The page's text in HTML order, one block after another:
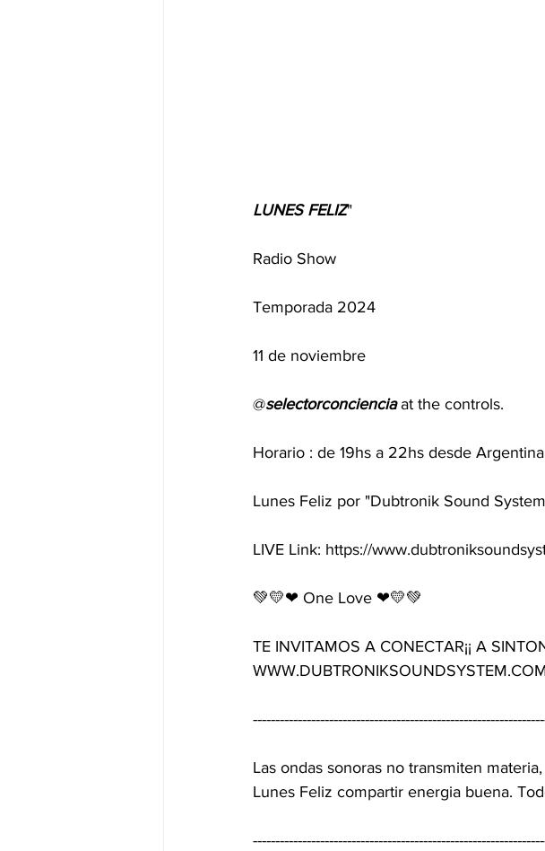
LUNES FELIZ"
Radio Show
Temporada 2024
11 de noviembre
@selectorconciencia at the controls.
Horario : de 19hs a 22hs desde
Lunes Feliz por "Dubtronik Sound
LIVE Link: https://
💚💛❤ One Love ❤💛💚
TE INVITAMOS A CONECTAR¡¡ A
Las ondas sonoras no transmiten
Lunes Feliz compartir energia buena.